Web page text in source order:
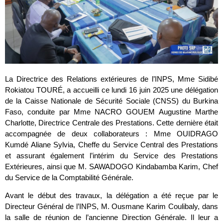
La Directrice des Relations extérieures de l’INPS, Mme Sidibé
Rokiatou TOURÉ, a accueilli ce lundi 16 juin 2025 une délégation
de la Caisse Nationale de Sécurité Sociale (CNSS) du Burkina
Faso, conduite par Mme NACRO GOUEM Augustine Marthe
Charlotte, Directrice Centrale des Prestations. Cette dernière était
accompagnée de deux collaborateurs : Mme OUIDRAGO
Kumdé Aliane Sylvia, Cheffe du Service Central des Prestations
et assurant également l’intérim du Service des Prestations
Extérieures, ainsi que M. SAWADOGO Kindabamba Karim, Chef
du Service de la Comptabilité Générale.
Avant le début des travaux, la délégation a été reçue par le
Directeur Général de l’INPS, M. Ousmane Karim Coulibaly, dans
la salle de réunion de l’ancienne Direction Générale. Il leur a